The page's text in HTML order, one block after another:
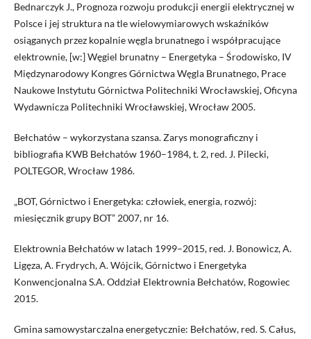
Bednarczyk J., Prognoza rozwoju produkcji energii elektrycznej w
Polsce i jej struktura na tle wielowymiarowych wskaźników
osiąganych przez kopalnie węgla brunatnego i współpracujące
elektrownie, [w:] Węgiel brunatny – Energetyka – Środowisko, IV
Międzynarodowy Kongres Górnictwa Węgla Brunatnego, Prace
Naukowe Instytutu Górnictwa Politechniki Wrocławskiej, Oficyna
Wydawnicza Politechniki Wrocławskiej, Wrocław 2005.
Bełchatów – wykorzystana szansa. Zarys monograficzny i
bibliografia KWB Bełchatów 1960–1984, t. 2, red. J. Pilecki,
POLTEGOR, Wrocław 1986.
„BOT, Górnictwo i Energetyka: człowiek, energia, rozwój:
miesięcznik grupy BOT” 2007, nr 16.
Elektrownia Bełchatów w latach 1999–2015, red. J. Bonowicz, A.
Ligęza, A. Frydrych, A. Wójcik, Górnictwo i Energetyka
Konwencjonalna S.A. Oddział Elektrownia Bełchatów, Rogowiec
2015.
Gmina samowystarczalna energetycznie: Bełchatów, red. S. Całus,